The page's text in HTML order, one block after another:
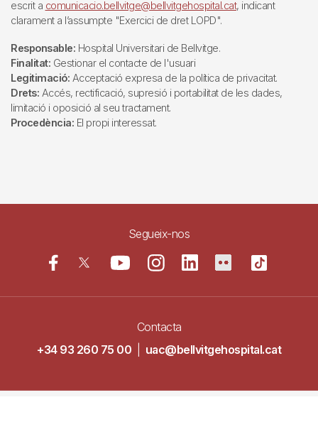
escrit a comunicacio.bellvitge@bellvitgehospital.cat, indicant
clarament a l’assumpte "Exercici de dret LOPD".
Responsable: Hospital Universitari de Bellvitge.
Finalitat: Gestionar el contacte de l'usuari
Legitimació: Acceptació expresa de la política de privacitat.
Drets: Accés, rectificació, supresió i portabilitat de les dades,
limitació i oposició al seu tractament.
Procedència: El propi interessat.
Segueix-nos
Contacta
+34 93 260 75 00
uac@bellvitgehospital.cat